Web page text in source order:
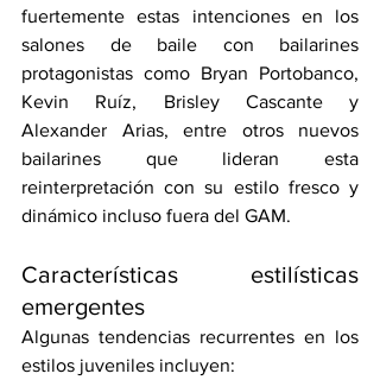
fuertemente estas intenciones en los
salones de baile con bailarines
protagonistas como Bryan Portobanco,
Kevin Ruíz, Brisley Cascante y
Alexander Arias, entre otros nuevos
bailarines que lideran esta
reinterpretación con su estilo fresco y
dinámico incluso fuera del GAM.
Características estilísticas
emergentes
Algunas tendencias recurrentes en los
estilos juveniles incluyen: